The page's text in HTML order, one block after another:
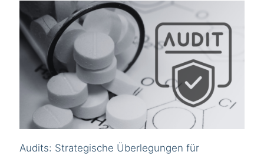
Audits: Strategische Überlegungen für